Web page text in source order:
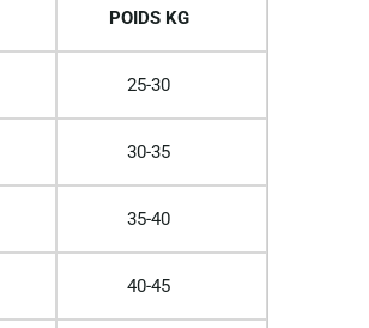
POIDS KG
25-30
30-35
35-40
40-45